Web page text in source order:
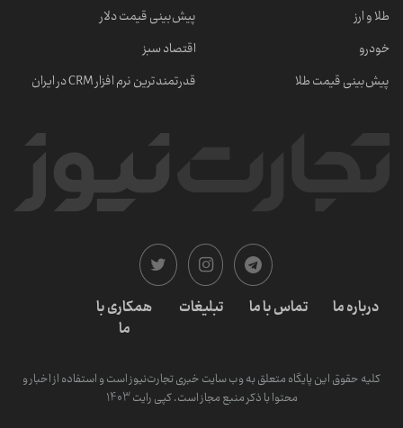
طلا و ارز
خودرو
پیش‌بینی قیمت طلا
پیش‌بینی قیمت دلار
اقتصاد سبز
قدرتمندترین نرم‌ افزار CRM در ایران
درباره ما تماس با ما تبلیغات
همکاری با
ما
کلیه حقوق این پایگاه متعلق به وب سایت خبری تجارت‌نیوز است و استفاده از اخبار و
محتوا با ذکر منبع مجاز است. کپی رایت 1403